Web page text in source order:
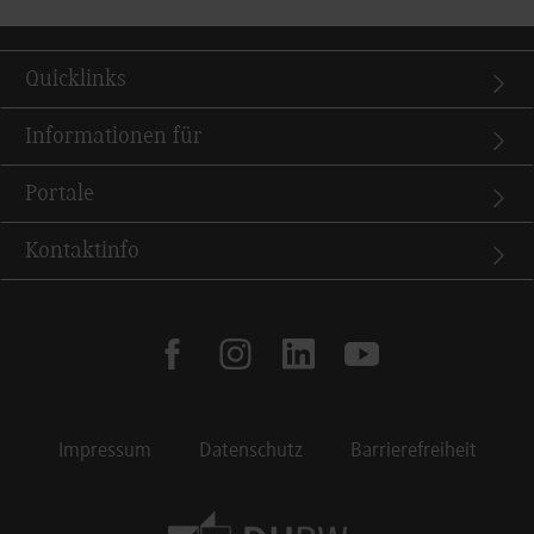
Quicklinks
Informationen für
Portale
Kontaktinfo
facebookinstagramlinkedinyoutube
Impressum Datenschutz Barrierefreiheit